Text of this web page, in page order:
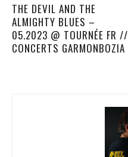
THE DEVIL AND THE
ALMIGHTY BLUES –
05.2023 @ TOURNÉE FR //
CONCERTS GARMONBOZIA